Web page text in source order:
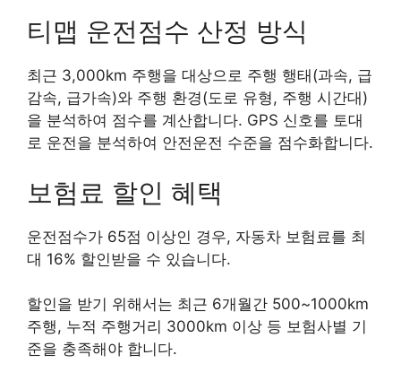
티맵 운전점수 산정 방식
최근 3,000km 주행을 대상으로 주행 행태(과속, 급
감속, 급가속)와 주행 환경(도로 유형, 주행 시간대)
을 분석하여 점수를 계산합니다. GPS 신호를 토대
로 운전을 분석하여 안전운전 수준을 점수화합니다.
보험료 할인 혜택
운전점수가 65점 이상인 경우, 자동차 보험료를 최
대 16% 할인받을 수 있습니다.
할인을 받기 위해서는 최근 6개월간 500~1000km
주행, 누적 주행거리 3000km 이상 등 보험사별 기
준을 충족해야 합니다.